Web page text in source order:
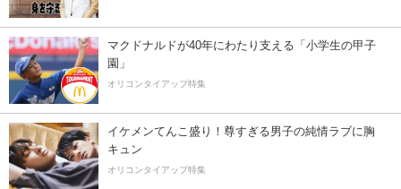
マクドナルドが40年にわたり支える「小学生の甲子
園」
オリコンタイアップ特集
イケメンてんこ盛り！尊すぎる男子の純情ラブに胸
キュン
オリコンタイアップ特集